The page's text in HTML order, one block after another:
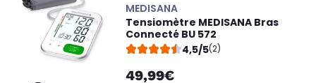
MEDISANA
Tensiomètre MEDISANA Bras
Connecté BU 572
4,5/5(2)
49,99€